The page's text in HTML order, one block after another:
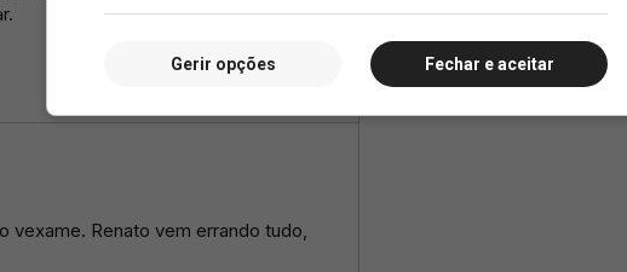
Fechar e aceitar
Gerir opções